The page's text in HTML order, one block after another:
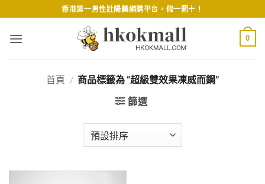
to
content
香港第一男性壯陽藥網購平台，假一罰十！
0
首頁 / 商品標籤為 “超級雙效果凍威而鋼”
篩選